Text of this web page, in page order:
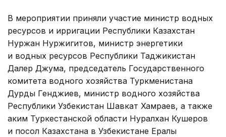
В мероприятии приняли участие министр водных
ресурсов и ирригации Республики Казахстан
Нуржан Нуржигитов, министр энергетики
и водных ресурсов Республики Таджикистан
Далер Джума, председатель Государственного
комитета водного хозяйства Туркменистана
Дурды Генджиев, министр водного хозяйства
Республики Узбекистан Шавкат Хамраев, а также
аким Туркестанской области Нуралхан Кушеров
и посол Казахстана в Узбекистане Ералы